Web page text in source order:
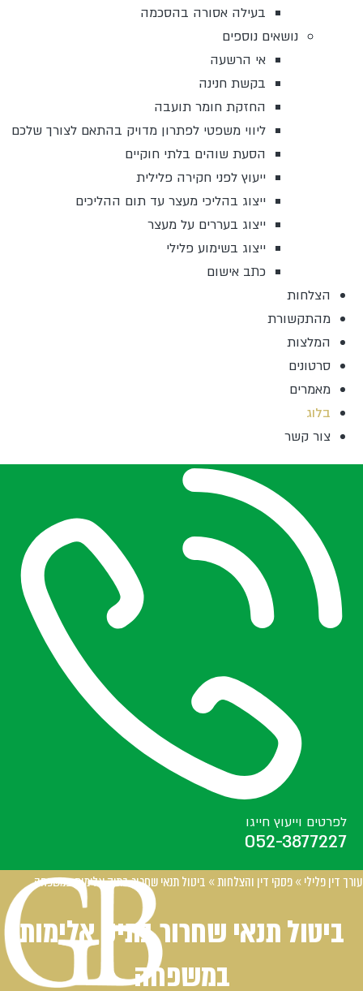
בעילה אסורה בהסכמה
נושאים נוספים
אי הרשעה
בקשת חנינה
החזקת חומר תועבה
ליווי משפטי לפתרון מדויק בהתאם לצורך שלכם
הסעת שוהים בלתי חוקיים
ייעוץ לפני חקירה פלילית
ייצוג בהליכי מעצר עד תום ההליכים
ייצוג בעררים על מעצר
ייצוג בשימוע פלילי
כתב אישום
הצלחות
מהתקשורת
המלצות
סרטונים
מאמרים
בלוג
צור קשר
לפרטים וייעוץ חייגו
052-3877227
עורך דין פלילי»פסקי דין והצלחות» ביטול תנאי שחרור בתיק אלימות במשפחה
ביטול תנאי שחרור בתיק אלימות
במשפחה